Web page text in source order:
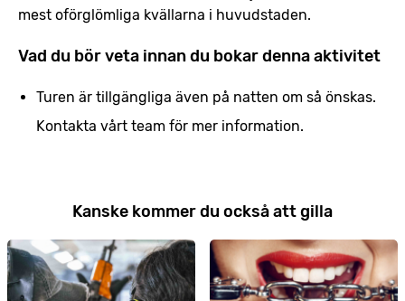
mest oförglömliga kvällarna i huvudstaden.
Vad du bör veta innan du bokar denna aktivitet
Turen är tillgängliga även på natten om så önskas.
Kontakta vårt team för mer information.
Kanske kommer du också att gilla